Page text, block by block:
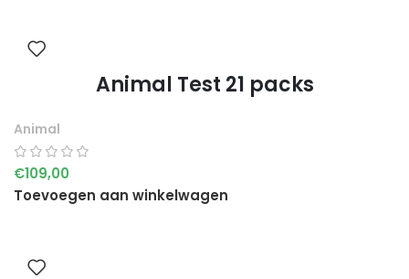
Animal Test 21 packs
Animal
€109,00
Toevoegen aan winkelwagen